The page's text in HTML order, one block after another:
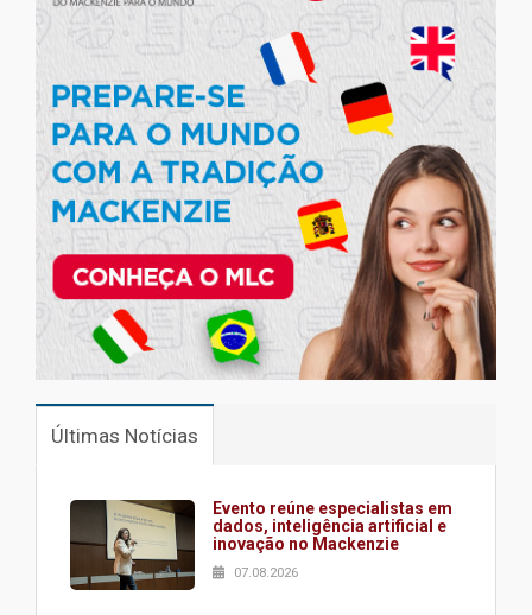
Últimas Notícias
Evento reúne especialistas em
dados, inteligência artificial e
inovação no Mackenzie
07.08.2026